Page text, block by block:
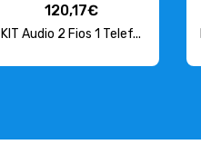
120,17€
KIT Audio 2 Fios 1 Telef...